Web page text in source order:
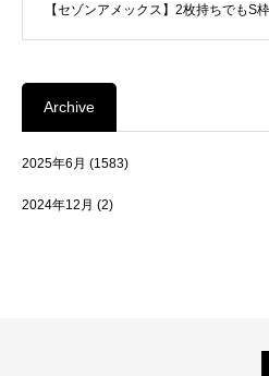
【セゾンアメックス】2枚持ちでもS
Archive
2025年6月 (1583)
2024年12月 (2)